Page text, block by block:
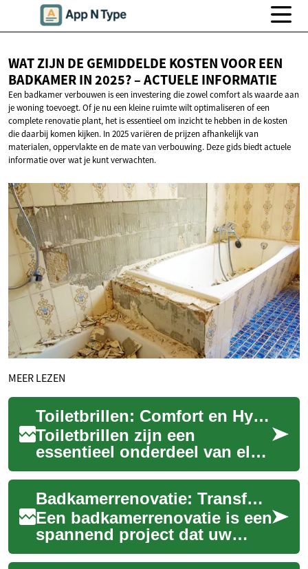
WAT ZIJN DE GEMIDDELDE KOSTEN VOOR EEN
BADKAMER IN 2025? –ACTUELE INFORMATIE
Een badkamer verbouwen is een investering die zowel comfort als waarde aan
je woning toevoegt. Of je nu een kleine ruimte wilt optimaliseren of een
complete renovatie plant, het is essentieel om inzicht te hebben in de kosten
die daarbij komen kijken. In 2025 variëren de prijzen afhankelijk van
materialen, oppervlakte en de mate van verbouwing. Deze gids biedt actuele
informatie over wat je kunt verwachten.
MEER LEZEN
Toiletbrillen: Comfort en Hygiëne voor Uw Badkamer
Toiletbrillen zijn een
essentieel onderdeel van elke
badkamer, maar vaak worden
ze over het hoofd gezien bij
het inri...
Badkamerrenovatie: Transformeer uw badkamer naar een oase van comfort
Een badkamerrenovatie is een
spannend project dat uw
dagelijkse routine kan